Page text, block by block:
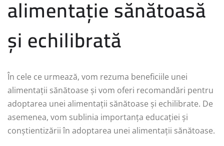
alimentație sănătoasă
și echilibrată
În cele ce urmează, vom rezuma beneficiile unei
alimentații sănătoase și vom oferi recomandări pentru
adoptarea unei alimentații sănătoase și echilibrate. De
asemenea, vom sublinia importanța educației și
conștientizării în adoptarea unei alimentații sănătoase.